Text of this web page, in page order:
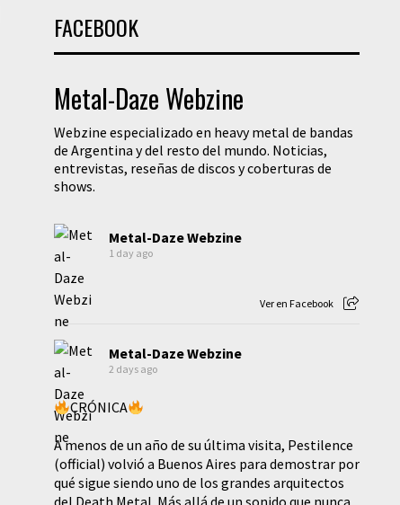
FACEBOOK
Metal-Daze Webzine
Webzine especializado en heavy metal de bandas
de Argentina y del resto del mundo. Noticias,
entrevistas, reseñas de discos y coberturas de
shows.
Metal-Daze Webzine
1 day ago
Ver en Facebook
Metal-Daze Webzine
2 days ago
CRÓNICA
A menos de un año de su última visita, Pestilence
(official) volvió a Buenos Aires para demostrar por
qué sigue siendo uno de los grandes arquitectos
del Death Metal. Más allá de un sonido que nunca